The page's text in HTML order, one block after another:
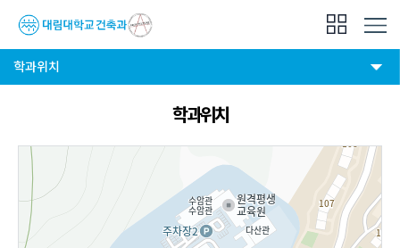
학과위치
학과위치
API 적용